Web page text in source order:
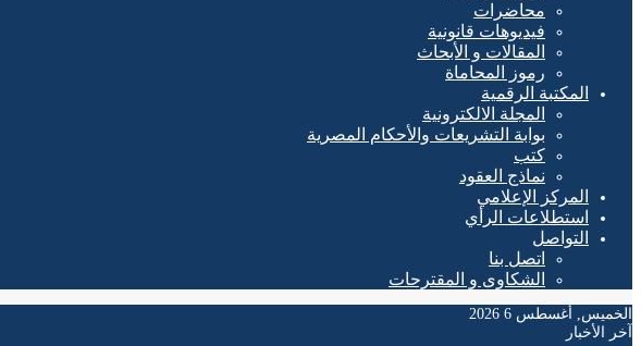
محاضرات
فيديوهات قانونية
المقالات و الأبحاث
رموز المحاماة
المكتبة الرقمية
المجلة الالكترونية
بوابة التشريعات والأحكام المصرية
كتب
نماذج العقود
المركز الإعلامي
استطلاعات الرأي
التواصل
اتصل بنا
الشكاوى و المقترحات
الخميس, أغسطس 6 2026
آخر الأخبار